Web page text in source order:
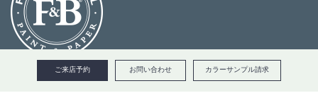
ご来店予約 お問い合わせ カラーサンプル請求